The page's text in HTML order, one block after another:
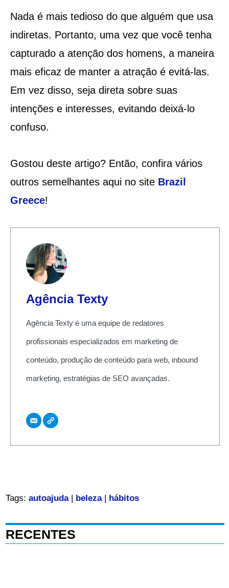
Nada é mais tedioso do que alguém que usa
indiretas. Portanto, uma vez que você tenha
capturado a atenção dos homens, a maneira
mais eficaz de manter a atração é evitá-las.
Em vez disso, seja direta sobre suas
intenções e interesses, evitando deixá-lo
confuso.
Gostou deste artigo? Então, confira vários
outros semelhantes aqui no site Brazil
Greece!
Agência Texty
Agência Texty é uma equipe de redatores
profissionais especializados em marketing de
conteúdo, produção de conteúdo para web, inbound
marketing, estratégias de SEO avançadas.
Tags: autoajuda| beleza| hábitos
RECENTES